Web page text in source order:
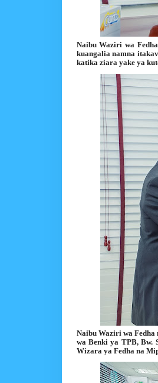
Naibu Waziri wa
kuangalia namna
katika ziara yake ya
Naibu Waziri wa
wa Benki ya TPB, Bw.
Wizara ya Fedha na